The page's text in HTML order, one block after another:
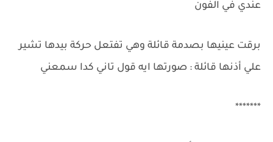
عندي في الفون
برقت عينيها بصدمة قائلة وهي تفتعل حركة بيدها تشير
علي أذنها قائلة : صورتها ايه قول تاني كدا سمعني
*******